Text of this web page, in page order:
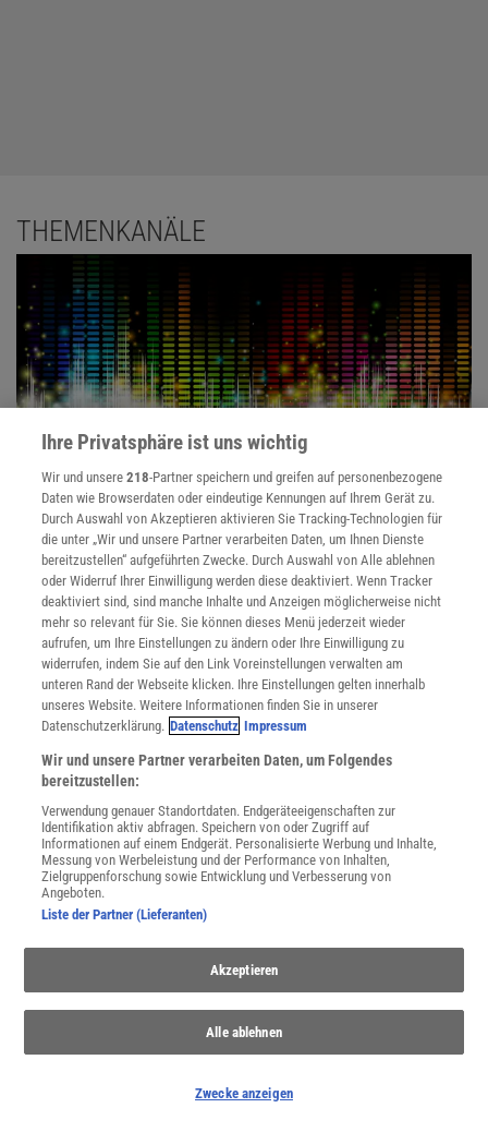
THEMENKANÄLE
Das Licht
Was verbirgt sich hinter der elektromagnetischen Strahlung? Wie
nutzen wir sie technisch? Und was kommt nach Energiesparlampe
und LED?
Raumfahrt
Ob Satellit Sputnik, die ISS oder Komet Tschuri: Die Raumfahrt
eröffnet der Menschheit neue Welten. Mal sind Personen an Bord,
mal Sonden allein im All unterwegs. Alles zum Thema
Ihre Privatsphäre ist uns wichtig
Wir und unsere218-Partner speichern und greifen auf personenbezogene
Daten wie Browserdaten oder eindeutige Kennungen auf Ihrem Gerät zu.
Durch Auswahl von Akzeptieren aktivieren Sie Tracking-Technologien für
die unter „Wir und unsere Partner verarbeiten Daten, um Ihnen Dienste
bereitzustellen“ aufgeführten Zwecke. Durch Auswahl von Alle ablehnen
oder Widerruf Ihrer Einwilligung werden diese deaktiviert. Wenn Tracker
deaktiviert sind, sind manche Inhalte und Anzeigen möglicherweise nicht
mehr so relevant für Sie. Sie können dieses Menü jederzeit wieder
aufrufen, um Ihre Einstellungen zu ändern oder Ihre Einwilligung zu
widerrufen, indem Sie auf den Link Voreinstellungen verwalten am
unteren Rand der Webseite klicken. Ihre Einstellungen gelten innerhalb
unseres Website. Weitere Informationen finden Sie in unserer
Datenschutzerklärung. Datenschutz Impressum
Wir und unsere Partner verarbeiten Daten, um Folgendes
bereitzustellen:
Verwendung genauer Standortdaten. Endgeräteeigenschaften zur
Identifikation aktiv abfragen. Speichern von oder Zugriff auf
Informationen auf einem Endgerät. Personalisierte Werbung und Inhalte,
Messung von Werbeleistung und der Performance von Inhalten,
Zielgruppenforschung sowie Entwicklung und Verbesserung von
Angeboten.
Liste der Partner (Lieferanten)
Akzeptieren
Alle ablehnen
Zwecke anzeigen